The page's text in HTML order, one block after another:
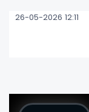
26-05-2026 12:11